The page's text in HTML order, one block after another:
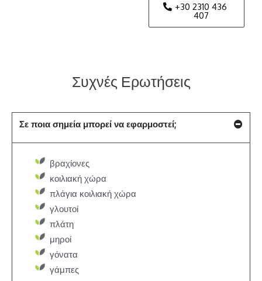
+30 2310 436
407
Συχνές Ερωτήσεις
Σε ποια σημεία μπορεί να εφαρμοστεί;
βραχίονες
κοιλιακή χώρα
πλάγια κοιλιακή χώρα
γλουτοί
πλάτη
μηροί
γόνατα
γάμπες